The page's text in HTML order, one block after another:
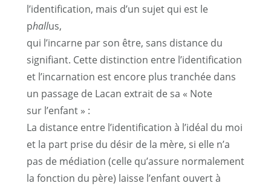
l’identification, mais d’un sujet qui est le
phallus,
qui l’incarne par son être, sans distance du
signifiant. Cette distinction entre l’identification
et l’incarnation est encore plus tranchée dans
un passage de Lacan extrait de sa « Note
sur l’enfant » :
La distance entre l’identification à l’idéal du moi
et la part prise du désir de la mère, si elle n’a
pas de médiation (celle qu’assure normalement
la fonction du père) laisse l’enfant ouvert à